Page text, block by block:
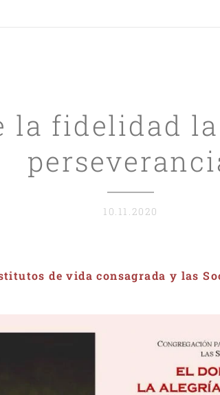
la fidelidad
10.11.2020
de vida consagrada y las